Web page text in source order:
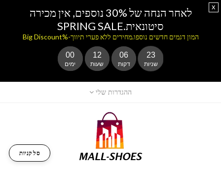
ההגדרות שלי
סל קניות
לאחר הנחה של 30% נוספים, אין מכירה
סיטונאית.SPRING SALE
המון דגמים חדשים נוספו.מחירים ללא פערי תיווך-%Big Discount
00
ימים
12
שעות
06
דקות
23
שניות
x